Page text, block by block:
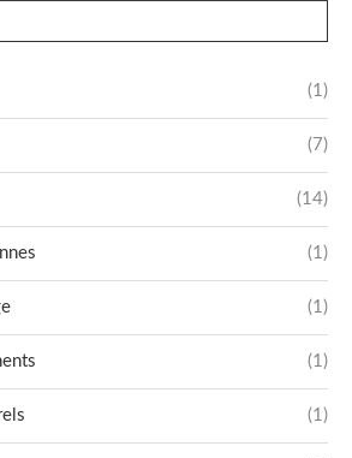
(1)
(7)
(14)
(1)
(1)
(1)
(1)